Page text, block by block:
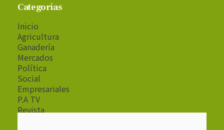
Categorías
Inicio
Agricultura
Ganadería
Mercados
Política
Social
Empresariales
P.A TV
Revista